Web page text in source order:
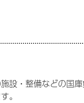
設・整備などの国
。